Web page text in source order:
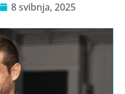
8 svibnja, 2025